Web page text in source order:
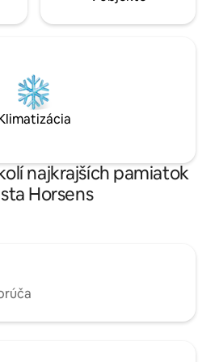
najkrajších pamiatok
Horsens